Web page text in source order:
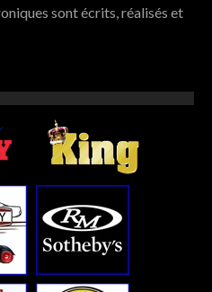
sont écrits, réalisés et